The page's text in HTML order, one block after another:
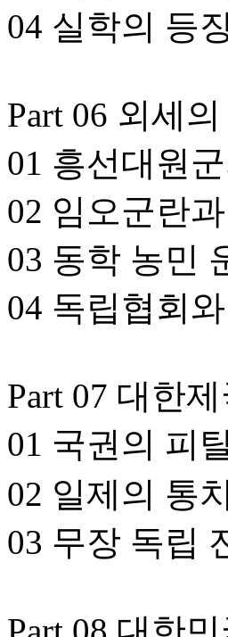
04 실학의 등
Part 06 외세
01 흥선대원
02 임오군란
03 동학 농민
04 독립협회
Part 07 대한
01 국권의 피
02 일제의 통
03 무장 독립